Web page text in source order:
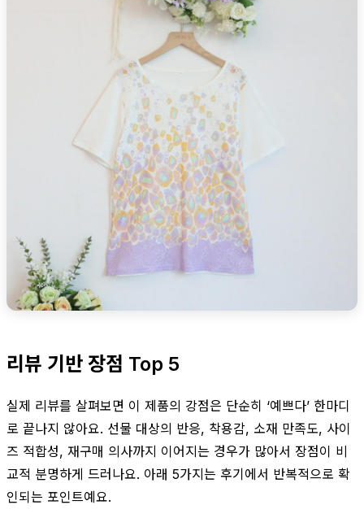
리뷰 기반 장점 Top 5
실제 리뷰를 살펴보면 이 제품의 강점은 단순히 ‘예쁘다’ 한마디
로 끝나지 않아요. 선물 대상의 반응, 착용감, 소재 만족도, 사이
즈 적합성, 재구매 의사까지 이어지는 경우가 많아서 장점이 비
교적 분명하게 드러나요. 아래 5가지는 후기에서 반복적으로 확
인되는 포인트예요.